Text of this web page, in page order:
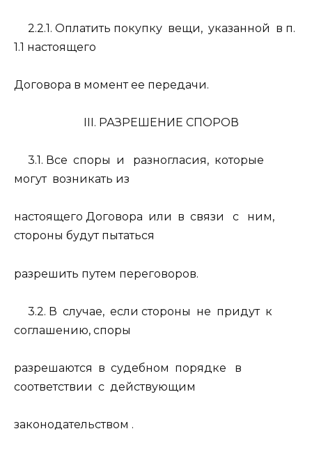
2.2.1. Оплатить покупку вещи, указанной в п.
1.1 настоящего
Договора в момент ее передачи.
III. РАЗРЕШЕНИЕ СПОРОВ
3.1. Все споры и разногласия, которые
могут возникать из
настоящего Договора или в связи с
ним,
стороны будут пытаться
разрешить путем переговоров.
3.2. В случае, если стороны не придут к
соглашению, споры
разрешаются в судебном порядке
в
соответствии с действующим
законодательством .